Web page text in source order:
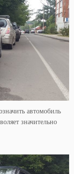
автомобиль
значительно